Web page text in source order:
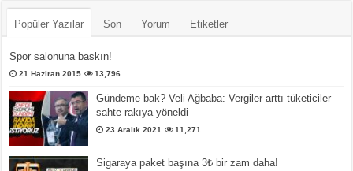
Popüler Yazılar Son Yorum Etiketler
Spor salonuna baskın!
21 Haziran 2015 13,796
Gündeme bak? Veli Ağbaba: Vergiler arttı tüketiciler
sahte rakıya yöneldi
23 Aralık 2021 11,271
Sigaraya paket başına 3₺ bir zam daha!